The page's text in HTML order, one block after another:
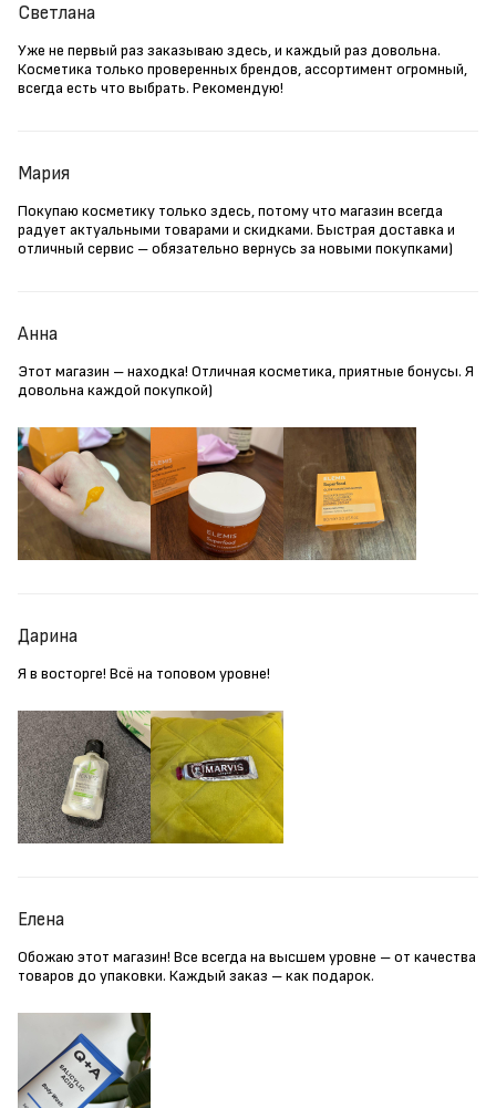
Светлана
Уже не первый раз заказываю здесь, и каждый раз довольна.
Косметика только проверенных брендов, ассортимент огромный,
всегда есть что выбрать. Рекомендую!
Мария
Покупаю косметику только здесь, потому что магазин всегда
радует актуальными товарами и скидками. Быстрая доставка и
отличный сервис – обязательно вернусь за новыми покупками)
Анна
Этот магазин – находка! Отличная косметика, приятные бонусы. Я
довольна каждой покупкой)
Дарина
Я в восторге! Всё на топовом уровне!
Елена
Обожаю этот магазин! Все всегда на высшем уровне – от качества
товаров до упаковки. Каждый заказ – как подарок.